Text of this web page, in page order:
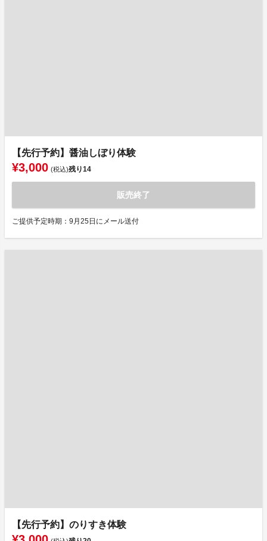
【先行予約】醤油しぼり体験
¥3,000 (税込)残り14
販売終了
ご提供予定時期：9月25日にメール送付
【先行予約】のりすき体験